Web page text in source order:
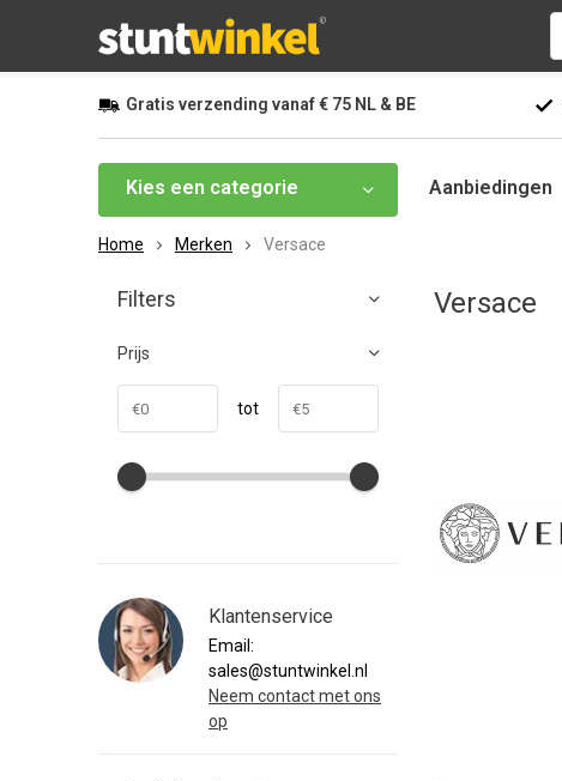
Gratis verzending vanaf€ 75 NL & BE
Kies een categorie Aanbiedingen
Home Merken Versace
Versace
Filters
Prijs
tot
Klantenservice
Email:
sales@stuntwinkel.nl
Neem contact met ons
op